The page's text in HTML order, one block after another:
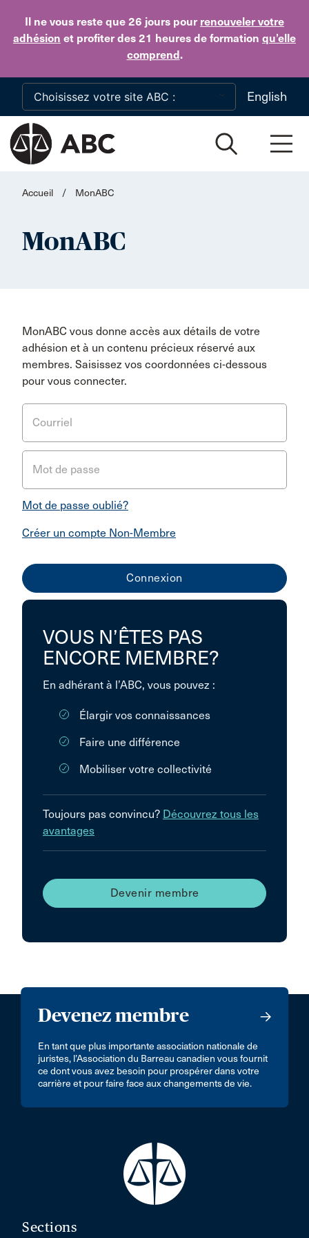
Il ne vous reste que 26 jours pour renouveler votre
adhésion et profiter des 21 heures de formation qu’elle
comprend.
Skip to main content
English
Accueil / MonABC
MonABC
MonABC vous donne accès aux détails de votre
adhésion et à un contenu précieux réservé aux
membres. Saisissez vos coordonnées ci-dessous
pour vous connecter.
Courriel
Mot de passe
Mot de passe oublié?
Créer un compte Non-Membre
VOUS N’ÊTES PAS
ENCORE MEMBRE?
En adhérant à l’ABC, vous pouvez :
Élargir vos connaissances
Faire une différence
Mobiliser votre collectivité
Toujours pas convincu? Découvrez tous les
avantages
Devenir membre
Devenez membre
En tant que plus importante association nationale de
juristes, l’Association du Barreau canadien vous fournit
ce dont vous avez besoin pour prospérer dans votre
carrière et pour faire face aux changements de vie.
Sections